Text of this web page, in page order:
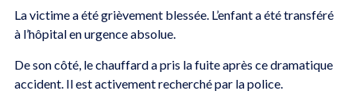
La victime a été grièvement blessée. L’enfant a été transféré
à l’hôpital en urgence absolue.
De son côté, le chauffard a pris la fuite après ce dramatique
accident. Il est activement recherché par la police.